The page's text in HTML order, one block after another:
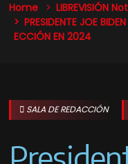
Home
LIBREVISIÓN
PRESIDENTE JOE
ECCIÓN EN 2024
SALA DE REDACCIÓN